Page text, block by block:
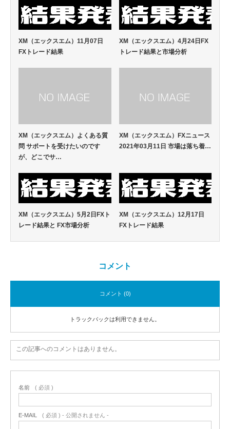
XM（エックスエム）11月07日
FXトレード結果
XM（エックスエム）4月24日FX
トレード結果と市場分析
XM（エックスエム）よくある質
問 サポートを受けたいのです
が、どこでサ…
XM（エックスエム）FXニュース
2021年03月11日 市場は落ち着…
XM（エックスエム）5月2日FXト
レード結果と FX市場分析
XM（エックスエム）12月17日
FXトレード結果
コメント
コメント (0)
トラックバックは利用できません。
この記事へのコメントはありません。
名前 ( 必須 )
E-MAIL ( 必須 ) - 公開されません -